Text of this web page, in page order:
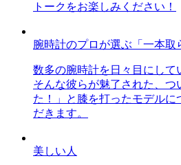
トークをお楽しみください！
腕時計のプロが選ぶ「一本取
数多の腕時計を日々目にして
そんな彼らが魅了された、つ
た！」と膝を打ったモデルに
だきます。
美しい人